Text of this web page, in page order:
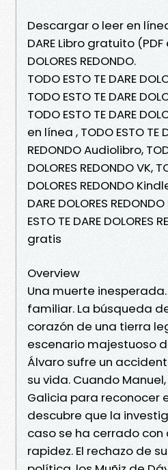
Descargar o leer en línea
DARE Libro gratuito
DOLORES REDONDO.
TODO ESTO TE DARE
TODO ESTO TE DARE
TODO ESTO TE DARE
en línea , TODO ESTO TE
REDONDO Audiolibro,
DOLORES REDONDO VK,
DOLORES REDONDO
DARE DOLORES
ESTO TE DARE
gratis
Overview
Una muerte
familiar. La búsqueda
corazón de una tierra
escenario majestuoso
Álvaro sufre un
su vida. Cuando
Galicia para reconocer
descubre que la
caso se ha cerrado
rapidez. El rechazo de